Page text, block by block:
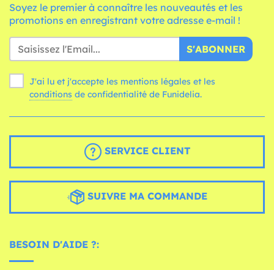
Soyez le premier à connaître les nouveautés et les
promotions en enregistrant votre adresse e-mail !
S'ABONNER
J'ai lu et j'accepte les mentions légales et les
conditions de confidentialité de Funidelia.
SERVICE CLIENT
SUIVRE MA COMMANDE
BESOIN D'AIDE ?: